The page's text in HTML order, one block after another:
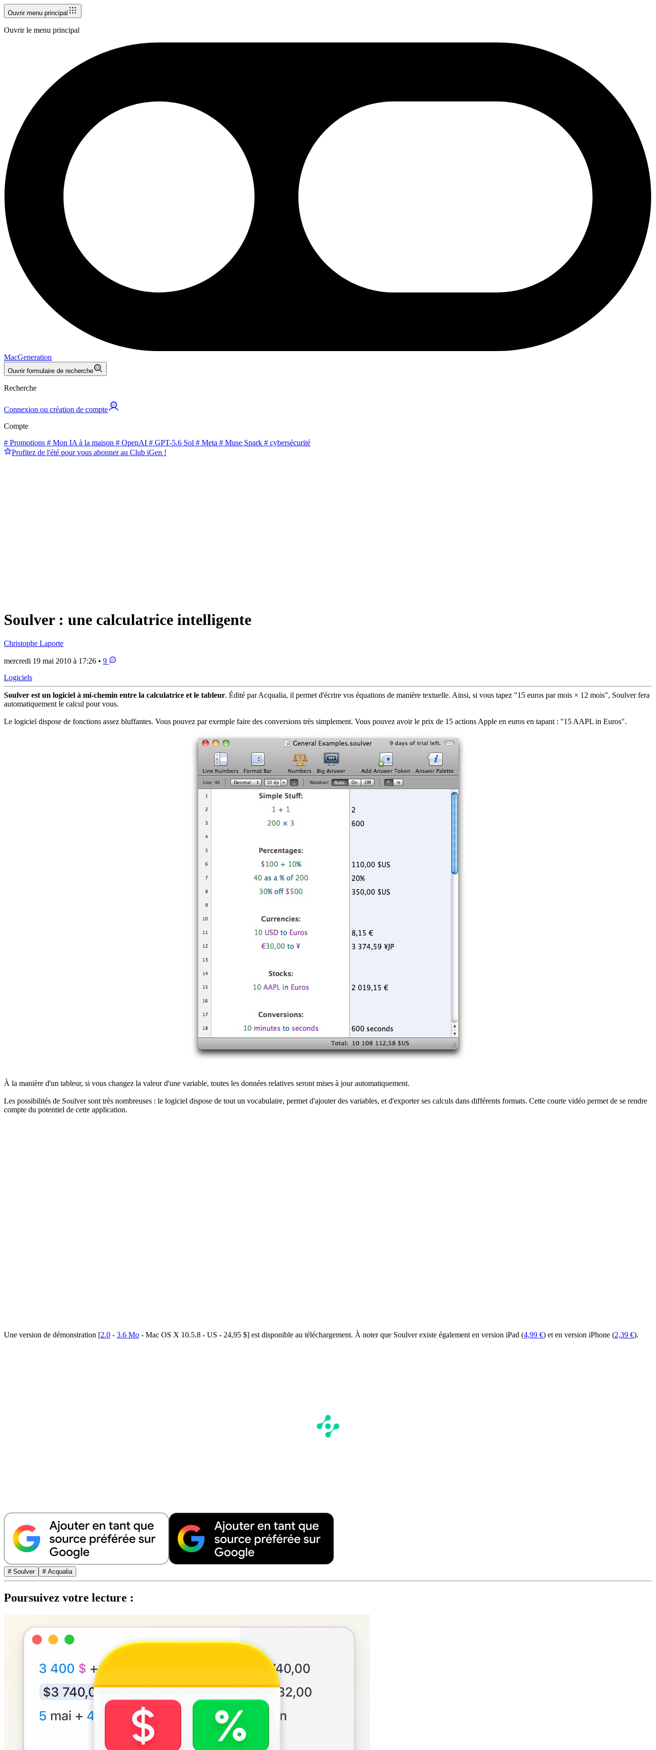
Ouvrir menu principal
Ouvrir le menu principal
MacGeneration
Ouvrir formulaire de recherche
Recherche
Connexion ou création de compte
Compte
# Promotions # Mon IA à la maison # OpenAI # GPT-5.6 Sol # Meta # Muse Spark # cybersécurité
Profitez de l'été pour vous abonner au Club iGen !
Soulver : une calculatrice intelligente
Christophe Laporte
mercredi 19 mai 2010 à 17:26 • 9
Logiciels
Soulver est un logiciel à mi-chemin entre la calculatrice et le tableur. Édité par Acqualia, il permet d'écrire vos équations de manière textuelle. Ainsi, si vous tapez "15 euros par mois × 12 mois", Soulver fera
automatiquement le calcul pour vous.
Le logiciel dispose de fonctions assez bluffantes. Vous pouvez par exemple faire des conversions très simplement. Vous pouvez avoir le prix de 15 actions Apple en euros en tapant : "15 AAPL in Euros".
À la manière d'un tableur, si vous changez la valeur d'une variable, toutes les données relatives seront mises à jour automatiquement.
Les possibilités de Soulver sont très nombreuses : le logiciel dispose de tout un vocabulaire, permet d'ajouter des variables, et d'exporter ses calculs dans différents formats. Cette courte vidéo permet de se rendre
compte du potentiel de cette application.
Une version de démonstration [2.0 - 3.6 Mo - Mac OS X 10.5.8 - US - 24,95 $] est disponible au téléchargement. À noter que Soulver existe également en version iPad (4,99 €) et en version iPhone (2,39 €).
# Soulver # Acqualia
Poursuivez votre lecture :